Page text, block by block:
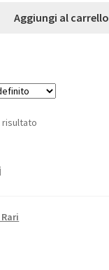
Aggiungi al carrello
risultato